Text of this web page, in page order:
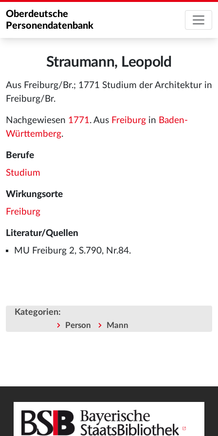
Oberdeutsche
Personendatenbank
Straumann, Leopold
Aus Freiburg/Br.; 1771 Studium der Architektur in
Freiburg/Br.
Nachgewiesen 1771. Aus Freiburg in Baden-
Württemberg.
Berufe
Studium
Wirkungsorte
Freiburg
Literatur/Quellen
MU Freiburg 2, S.790, Nr.84.
Kategorien:
Person Mann